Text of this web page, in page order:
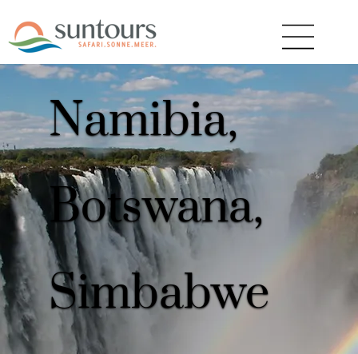
Namibia,
Botswana,
Simbabwe